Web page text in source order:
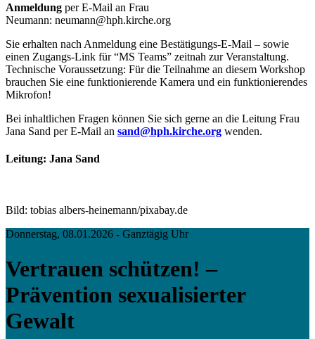
Anmeldung per E-Mail an Frau
Neumann: neumann@hph.kirche.org
Sie erhalten nach Anmeldung eine Bestätigungs-E-Mail – sowie
einen Zugangs-Link für “MS Teams” zeitnah zur Veranstaltung.
Technische Voraussetzung: Für die Teilnahme an diesem Workshop
brauchen Sie eine funktionierende Kamera und ein funktionierendes
Mikrofon!
Bei inhaltlichen Fragen können Sie sich gerne an die Leitung Frau
Jana Sand per E-Mail an sand@hph.kirche.org wenden.
Leitung: Jana Sand
Bild: tobias albers-heinemann/pixabay.de
Donnerstag, 08.01.2026 - Ganztägig Uhr
Vertrauen schützen! –
Prävention sexualisierter
Gewalt